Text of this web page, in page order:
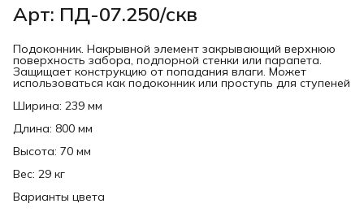
Арт: ПД-07.250/скв
Подоконник. Накрывной элемент закрывающий верхнюю
поверхность забора, подпорной стенки или парапета.
Защищает конструкцию от попадания влаги. Может
использоваться как подоконник или проступь для ступеней
Ширина: 239 мм
Длина: 800 мм
Высота: 70 мм
Вес: 29 кг
Варианты цвета